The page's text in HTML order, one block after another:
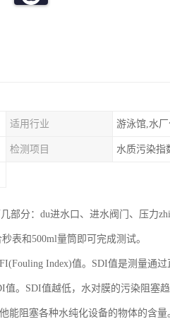
适用行业
检测项目 水质污染指
部分：du进水口、进水阀门、压力
表和500ml量筒即可完成测试。
Index)值。SDI值是测量通过
。SDI值越低，水对膜的污染阻塞
能阻塞各种水纯化设备的物体的含